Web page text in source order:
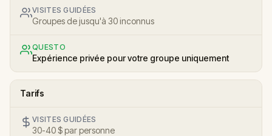
VISITES GUIDÉES
Groupes de jusqu'à 30 inconnus
QUESTO
Expérience privée pour votre groupe uniquement
Tarifs
VISITES GUIDÉES
30-40 $ par personne